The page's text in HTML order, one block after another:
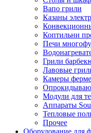
Вапо грили
Казаны
Коптильни
Печи
Грили
Лавовые
Камеры
Модули для
Аппараты
Тепловые
Прочее
Оборудование для